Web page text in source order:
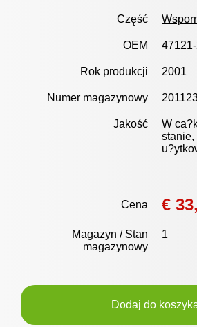
Część
OEM
Rok produkcji 2001
Numer magazynowy
Jakość
W
Cena €
Magazyn / Stan
magazynowy
1
Dodaj do